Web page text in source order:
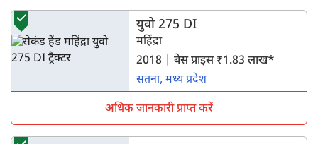
युवो 275 DI
महिंद्रा
2018 | बेस प्राइस ₹1.83 लाख*
सतना, मध्य प्रदेश
अधिक जानकारी प्राप्त करें